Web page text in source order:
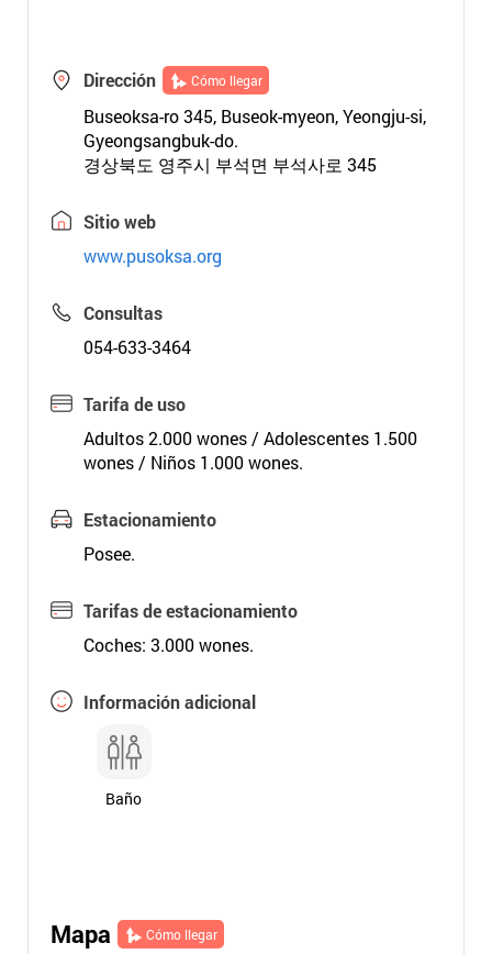
Dirección Cómo llegar
Buseoksa-ro 345, Buseok-myeon, Yeongju-si,
Gyeongsangbuk-do.
경상북도 영주시 부석면 부석사로 345
Sitio web
www.pusoksa.org
Consultas
054-633-3464
Tarifa de uso
Adultos 2.000 wones / Adolescentes 1.500
wones / Niños 1.000 wones.
Estacionamiento
Posee.
Tarifas de estacionamiento
Coches: 3.000 wones.
Información adicional
Baño
Mapa Cómo llegar